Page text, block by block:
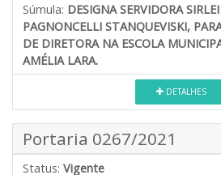
Súmula: DESIGNA SERVIDORA
PAGNONCELLI STANQUEVISKI,
DE DIRETORA NA ESCOLA
AMÉLIA LARA.
DETALHES
Portaria 0267/2021
Status: Vigente